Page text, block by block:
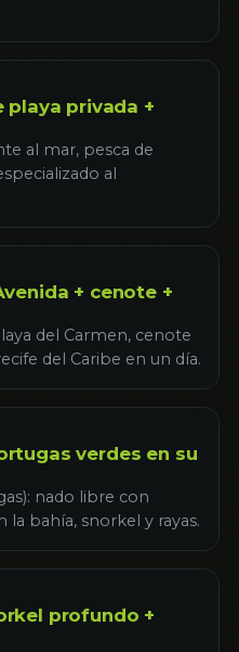
privada +
al mar, pesca de
al
+ cenote +
del Carmen, cenote
del Caribe en un día.
verdes en su
nado libre con
bahía, snorkel y rayas.
profundo +